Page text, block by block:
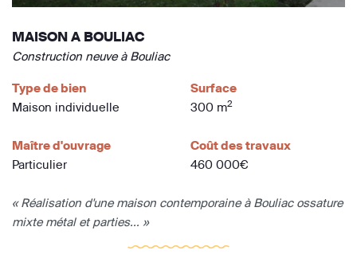
MAISON A BOULIAC
Construction neuve à Bouliac
Type de bien
Maison individuelle
Surface
300 m2
Maître d'ouvrage
Particulier
Coût des travaux
460 000€
« Réalisation d'une maison contemporaine à Bouliac ossature
mixte métal et parties... »